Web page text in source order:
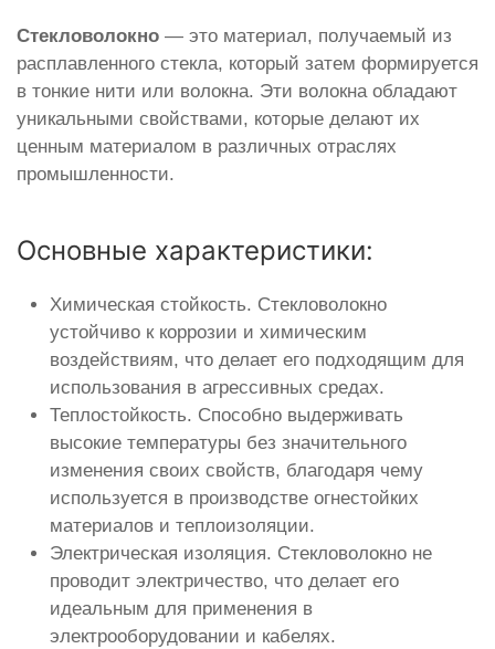
Стекловолокно — это материал, получаемый из
расплавленного стекла, который затем формируется
в тонкие нити или волокна. Эти волокна обладают
уникальными свойствами, которые делают их
ценным материалом в различных отраслях
промышленности.
Основные характеристики:
Химическая стойкость. Стекловолокно
устойчиво к коррозии и химическим
воздействиям, что делает его подходящим для
использования в агрессивных средах.
Теплостойкость. Способно выдерживать
высокие температуры без значительного
изменения своих свойств, благодаря чему
используется в производстве огнестойких
материалов и теплоизоляции.
Электрическая изоляция. Стекловолокно не
проводит электричество, что делает его
идеальным для применения в
электрооборудовании и кабелях.